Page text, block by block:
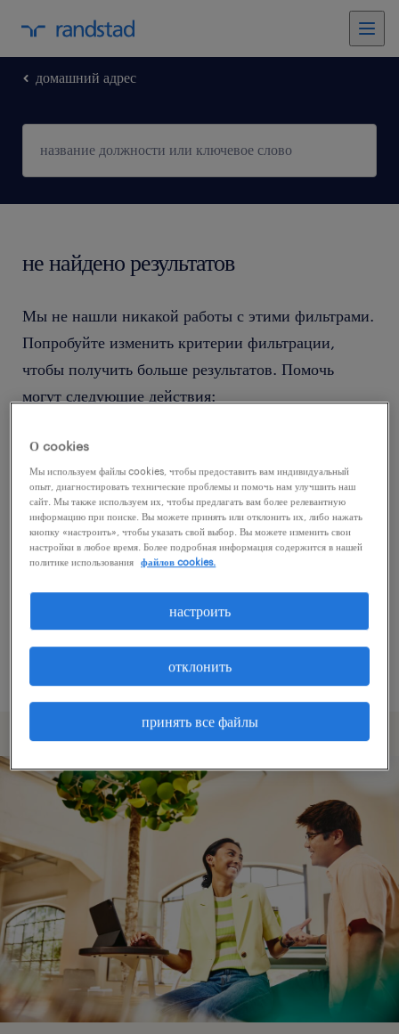
домашний адрес
не найдено результатов
Мы не нашли никакой работы с этими фильтрами.
Попробуйте изменить критерии фильтрации,
чтобы получить больше результатов. Помочь
могут следующие действия:
Попробуйте удалить некоторые из
примененных фильтров.
Вы искали работу в определенном месте?
Учтите возможность расширения диапазона
вокруг местонахождения.
Измените название должности или ключевые
слова и проверьте, правильно ли они
написаны.
О cookies
Мы используем файлы cookies, чтобы предоставить вам индивидуальный
опыт, диагностировать технические проблемы и помочь нам улучшить наш
сайт. Мы также используем их, чтобы предлагать вам более релевантную
информацию при поиске. Вы можете принять или отклонить их, либо нажать
кнопку «настроить», чтобы указать свой выбор. Вы можете изменить свои
настройки в любое время. Более подробная информация содержится в нашей
политике использования
файлов cookies.
принять все файлы
отклонить
настроить